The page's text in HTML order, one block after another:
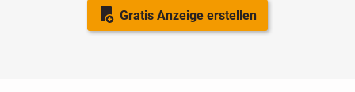
Gratis Anzeige erstellen